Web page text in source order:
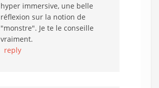
hyper immersive, une belle
réflexion sur la notion de
"monstre". Je te le conseille
vraiment.
reply